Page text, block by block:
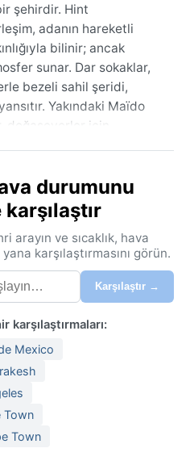
şehirdir. Hint
adanın hareketli
bilinir; ancak
sunar. Dar sokaklar,
bezeli sahil şeridi,
Yakındaki Maïdo
doğaseverler için
etkileri bir araya gelir.
girer. Yaz ayları
sıcaklıklar 25-32°C
yoğun yağışlar ve
etkilidir. Kış (Mayıs-
termometreler 18-
kışın belirgin
sağanaklar görülebilir.
giysiler ve yağmurluk
bir hırka da faydalı
Mayıs-Kasım arasındaki
Bu dönemde siklon riski
için elverişli koşullar
durumunu
arayın ve sıcaklık, hava
karşılaştırmasını görün.
Karşılaştır →
karşılaştırmaları:
Mexico
Town